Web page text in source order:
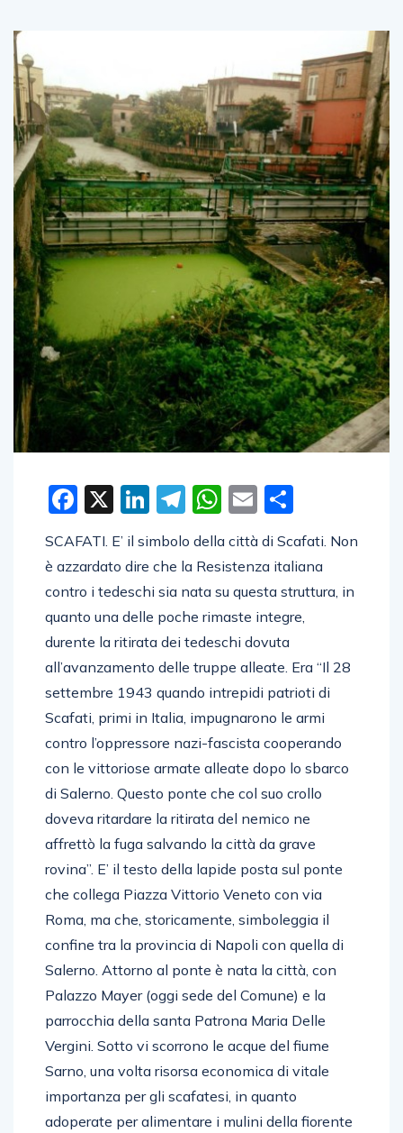
Facebook
X LinkedIn
Telegram
WhatsApp
Email
SCAFATI. E’ il simbolo della città di Scafati. Non
è azzardato dire che la Resistenza italiana
contro i tedeschi sia nata su questa struttura, in
quanto una delle poche rimaste integre,
durente la ritirata dei tedeschi dovuta
all’avanzamento delle truppe alleate. Era “Il 28
settembre 1943 quando intrepidi patrioti di
Scafati, primi in Italia, impugnarono le armi
contro l’oppressore nazi-fascista cooperando
con le vittoriose armate alleate dopo lo sbarco
di Salerno. Questo ponte che col suo crollo
doveva ritardare la ritirata del nemico ne
affrettò la fuga salvando la città da grave
rovina”. E’ il testo della lapide posta sul ponte
che collega Piazza Vittorio Veneto con via
Roma, ma che, storicamente, simboleggia il
confine tra la provincia di Napoli con quella di
Salerno. Attorno al ponte è nata la città, con
Palazzo Mayer (oggi sede del Comune) e la
parrocchia della santa Patrona Maria Delle
Vergini. Sotto vi scorrono le acque del fiume
Sarno, una volta risorsa economica di vitale
importanza per gli scafatesi, in quanto
adoperate per alimentare i mulini della fiorente